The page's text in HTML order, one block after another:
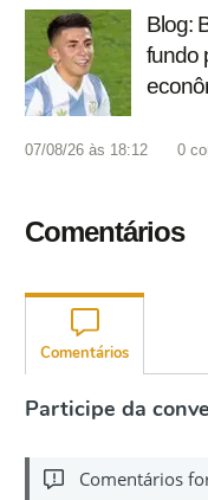
Blog:
fundo
07/08/26 às 18:12 0
Comentários